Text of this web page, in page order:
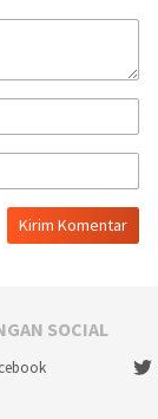
SOCIAL